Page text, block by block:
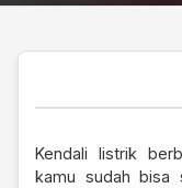
Kendali listrik
kamu sudah bisa